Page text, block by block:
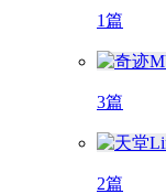
1篇
3篇
2篇